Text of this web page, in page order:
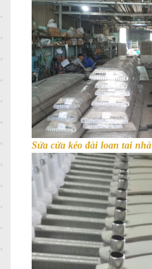
Sửa cửa kéo đài loan tai nhà